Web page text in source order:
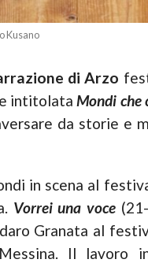
Kusano
di Arzo
intitolataMondi che
da storie e
in scena al
Vorrei una voce
Granata al
Il lavoro